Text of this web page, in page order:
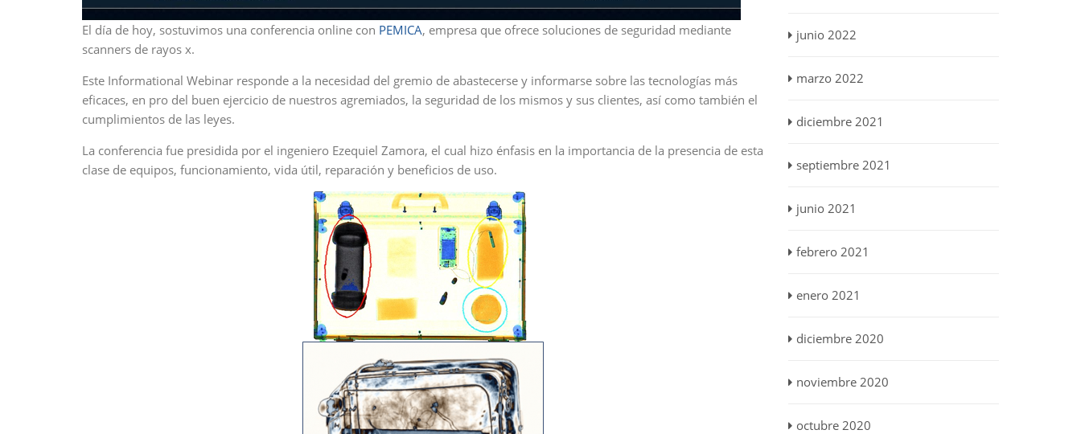
El día de hoy, sostuvimos una conferencia online con PEMICA, empresa que ofrece soluciones de seguridad mediante
scanners de rayos x.
Este Informational Webinar responde a la necesidad del gremio de abastecerse y informarse sobre las tecnologías más
eficaces, en pro del buen ejercicio de nuestros agremiados, la seguridad de los mismos y sus clientes, así como también el
cumplimientos de las leyes.
La conferencia fue presidida por el ingeniero Ezequiel Zamora, el cual hizo énfasis en la importancia de la presencia de esta
clase de equipos, funcionamiento, vida útil, reparación y beneficios de uso.
junio 2022
marzo 2022
diciembre 2021
septiembre 2021
junio 2021
febrero 2021
enero 2021
diciembre 2020
noviembre 2020
octubre 2020